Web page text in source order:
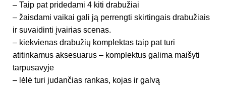
– Taip pat pridedami 4 kiti drabužiai
– žaisdami vaikai gali ją perrengti skirtingais drabužiais
ir suvaidinti įvairias scenas.
– kiekvienas drabužių komplektas taip pat turi
atitinkamus aksesuarus – komplektus galima maišyti
tarpusavyje
– lėlė turi judančias rankas, kojas ir galvą